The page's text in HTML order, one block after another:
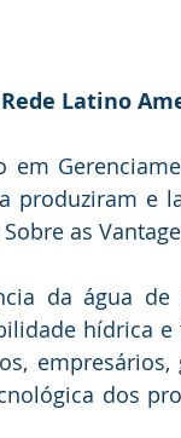
Latino
produziram e
as
da água
hídrica
dos